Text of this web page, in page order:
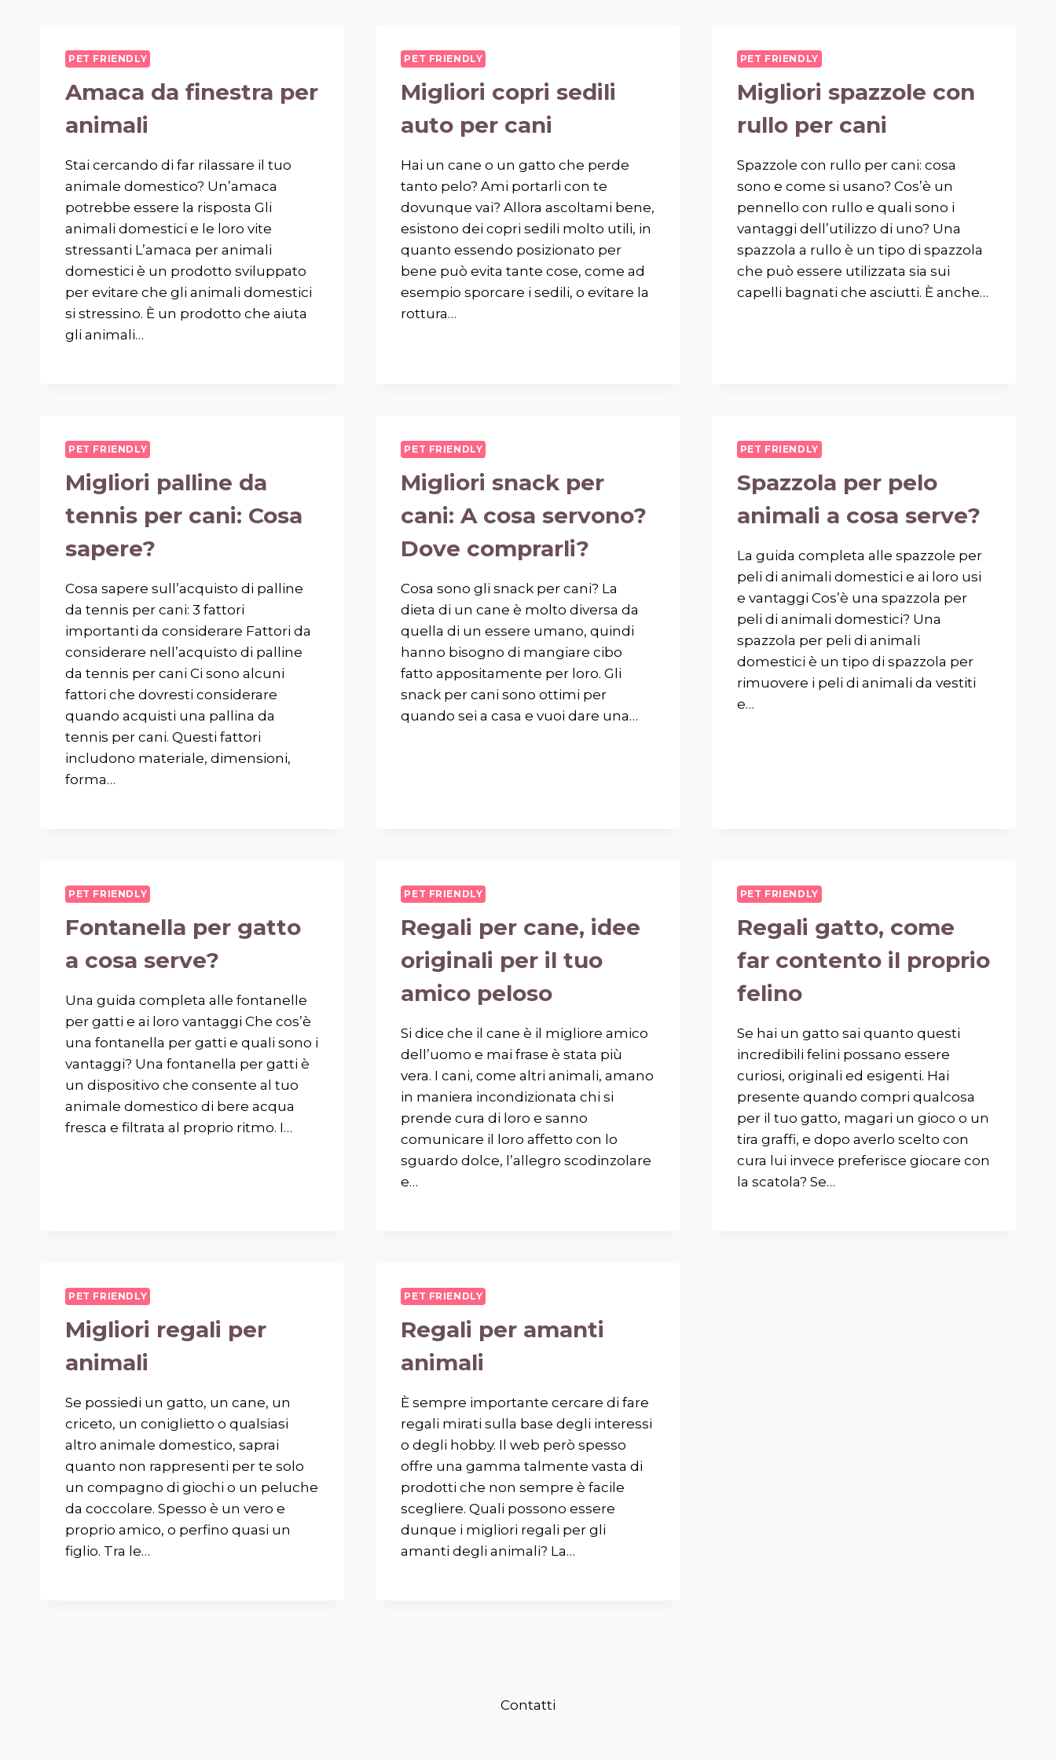
PET FRIENDLY
Amaca da finestra per
animali
Stai cercando di far rilassare il tuo
animale domestico? Un’amaca
potrebbe essere la risposta Gli
animali domestici e le loro vite
stressanti L’amaca per animali
domestici è un prodotto sviluppato
per evitare che gli animali domestici
si stressino. È un prodotto che aiuta
gli animali…
PET FRIENDLY
Migliori copri sedili
auto per cani
Hai un cane o un gatto che perde
tanto pelo? Ami portarli con te
dovunque vai? Allora ascoltami bene,
esistono dei copri sedili molto utili, in
quanto essendo posizionato per
bene può evita tante cose, come ad
esempio sporcare i sedili, o evitare la
rottura…
PET FRIENDLY
Migliori spazzole con
rullo per cani
Spazzole con rullo per cani: cosa
sono e come si usano? Cos’è un
pennello con rullo e quali sono i
vantaggi dell’utilizzo di uno? Una
spazzola a rullo è un tipo di spazzola
che può essere utilizzata sia sui
capelli bagnati che asciutti. È anche…
PET FRIENDLY
Migliori palline da
tennis per cani: Cosa
sapere?
Cosa sapere sull’acquisto di palline
da tennis per cani: 3 fattori
importanti da considerare Fattori da
considerare nell’acquisto di palline
da tennis per cani Ci sono alcuni
fattori che dovresti considerare
quando acquisti una pallina da
tennis per cani. Questi fattori
includono materiale, dimensioni,
forma…
PET FRIENDLY
Migliori snack per
cani: A cosa servono?
Dove comprarli?
Cosa sono gli snack per cani? La
dieta di un cane è molto diversa da
quella di un essere umano, quindi
hanno bisogno di mangiare cibo
fatto appositamente per loro. Gli
snack per cani sono ottimi per
quando sei a casa e vuoi dare una…
PET FRIENDLY
Spazzola per pelo
animali a cosa serve?
La guida completa alle spazzole per
peli di animali domestici e ai loro usi
e vantaggi Cos’è una spazzola per
peli di animali domestici? Una
spazzola per peli di animali
domestici è un tipo di spazzola per
rimuovere i peli di animali da vestiti
e…
PET FRIENDLY
Fontanella per gatto
a cosa serve?
Una guida completa alle fontanelle
per gatti e ai loro vantaggi Che cos’è
una fontanella per gatti e quali sono i
vantaggi? Una fontanella per gatti è
un dispositivo che consente al tuo
animale domestico di bere acqua
fresca e filtrata al proprio ritmo. I…
PET FRIENDLY
Regali per cane, idee
originali per il tuo
amico peloso
Si dice che il cane è il migliore amico
dell’uomo e mai frase è stata più
vera. I cani, come altri animali, amano
in maniera incondizionata chi si
prende cura di loro e sanno
comunicare il loro affetto con lo
sguardo dolce, l’allegro scodinzolare
e…
PET FRIENDLY
Regali gatto, come
far contento il proprio
felino
Se hai un gatto sai quanto questi
incredibili felini possano essere
curiosi, originali ed esigenti. Hai
presente quando compri qualcosa
per il tuo gatto, magari un gioco o un
tira graffi, e dopo averlo scelto con
cura lui invece preferisce giocare con
la scatola? Se…
PET FRIENDLY
Migliori regali per
animali
Se possiedi un gatto, un cane, un
criceto, un coniglietto o qualsiasi
altro animale domestico, saprai
quanto non rappresenti per te solo
un compagno di giochi o un peluche
da coccolare. Spesso è un vero e
proprio amico, o perfino quasi un
figlio. Tra le…
PET FRIENDLY
Regali per amanti
animali
È sempre importante cercare di fare
regali mirati sulla base degli interessi
o degli hobby. Il web però spesso
offre una gamma talmente vasta di
prodotti che non sempre è facile
scegliere. Quali possono essere
dunque i migliori regali per gli
amanti degli animali? La…
Contatti